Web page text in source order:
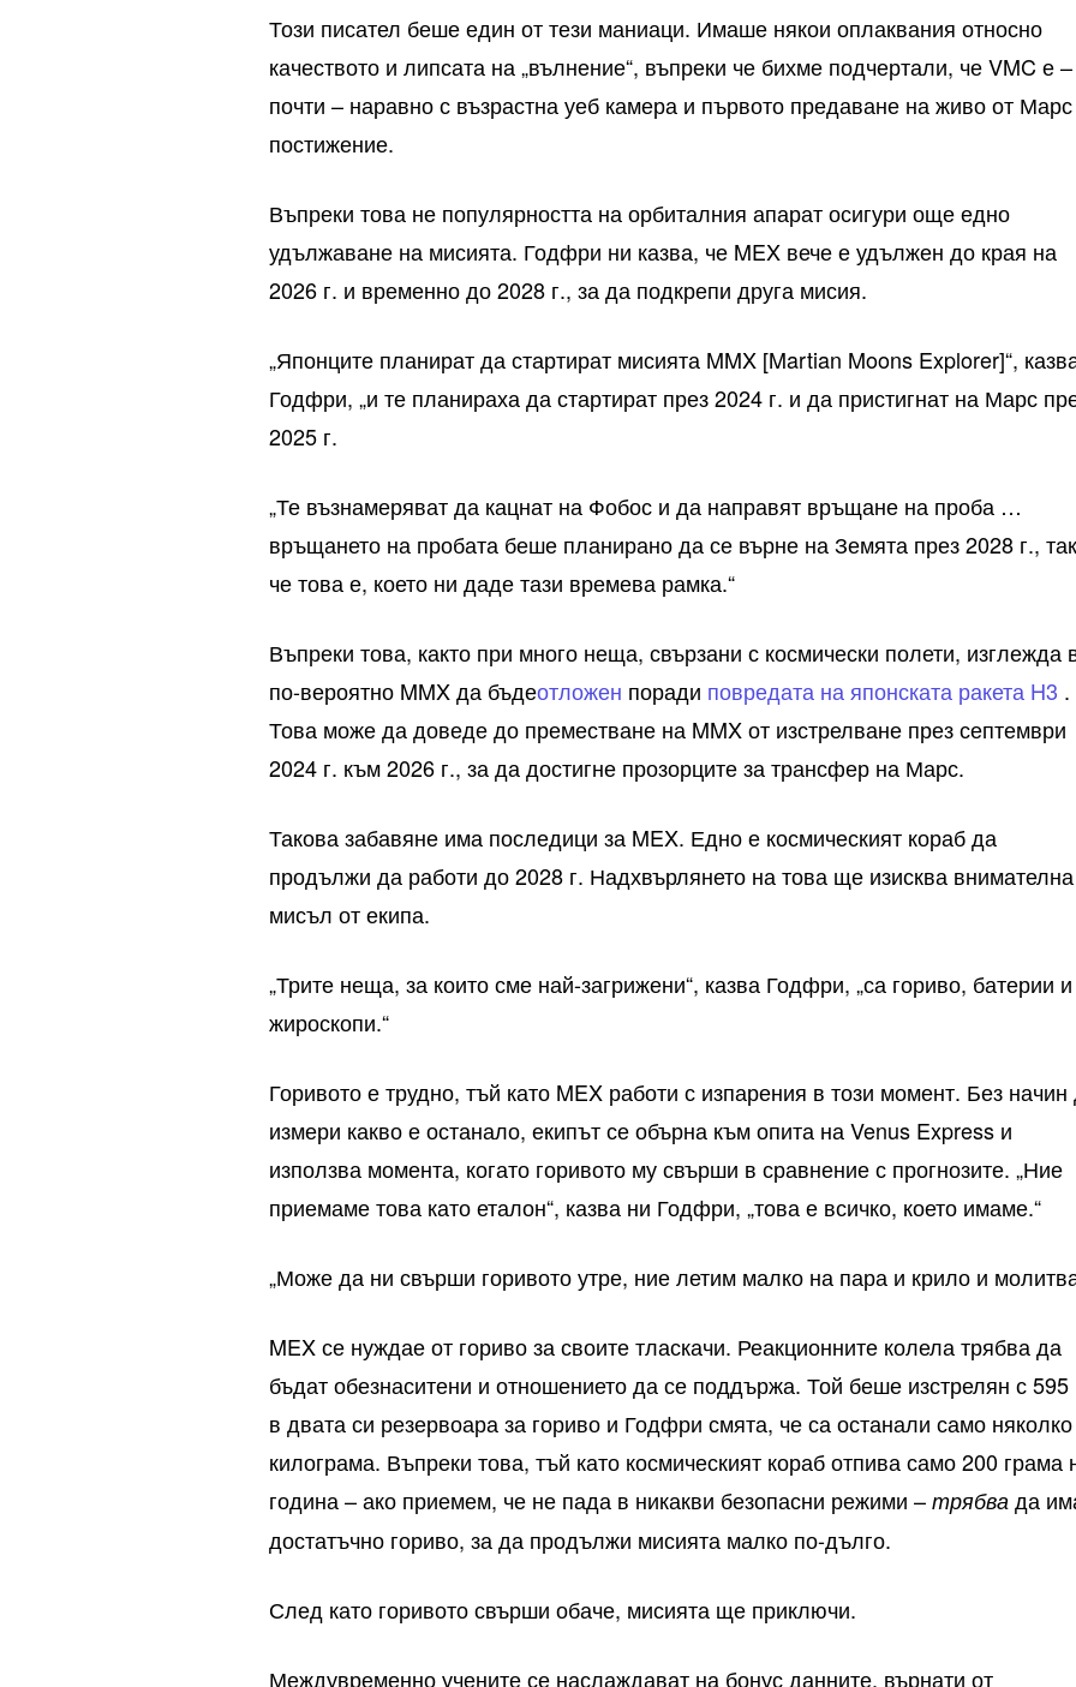
Този писател беше един от тези маниаци. Имаше някои оплаквания относно
качеството и липсата на „вълнение“, въпреки че бихме подчертали, че VMC е –
почти – наравно с възрастна уеб камера и първото предаване на живо от
постижение.
Въпреки това не популярността на орбиталния апарат осигури още едно
удължаване на мисията. Годфри ни казва, че MEX вече е удължен до края на
2026 г. и временно до 2028 г., за да подкрепи друга мисия.
„Японците планират да стартират мисията MMX [Martian Moons Explorer]“,
Годфри, „и те планираха да стартират през 2024 г. и да пристигнат на Марс
2025 г.
„Те възнамеряват да кацнат на Фобос и да направят връщане на проба …
връщането на пробата беше планирано да се върне на Земята през 2028 г.,
че това е, което ни даде тази времева рамка.“
Въпреки това, както при много неща, свързани с космически полети, изглежда
по-вероятно MMX да бъдеотложен поради повредата на японската ракета H3 .
Това може да доведе до преместване на MMX от изстрелване през септември
2024 г. към 2026 г., за да достигне прозорците за трансфер на Марс.
Такова забавяне има последици за MEX. Едно е космическият кораб да
продължи да работи до 2028 г. Надхвърлянето на това ще изисква внимателна
мисъл от екипа.
„Трите неща, за които сме най-загрижени“, казва Годфри, „са гориво, батерии и
жироскопи.“
Горивото е трудно, тъй като MEX работи с изпарения в този момент. Без начин
измери какво е останало, екипът се обърна към опита на Venus Express и
използва момента, когато горивото му свърши в сравнение с прогнозите. „Ние
приемаме това като еталон“, казва ни Годфри, „това е всичко, което имаме.“
„Може да ни свърши горивото утре, ние летим малко на пара и крило и
MEX се нуждае от гориво за своите тласкачи. Реакционните колела трябва да
бъдат обезнаситени и отношението да се поддържа. Той беше изстрелян с 595
в двата си резервоара за гориво и Годфри смята, че са останали само няколко
килограма. Въпреки това, тъй като космическият кораб отпива само 200 грама
година – ако приемем, че не пада в никакви безопасни режими –трябва да
достатъчно гориво, за да продължи мисията малко по-дълго.
След като горивото свърши обаче, мисията ще приключи.
Междувременно учените се наслаждават на бонус данните, върнати от